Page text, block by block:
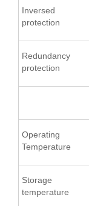
Inversed
protection
Redundancy
protection
Operating
Temperature
Storage
temperature